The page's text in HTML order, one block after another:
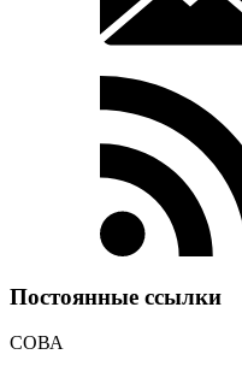
Постоянные ссылки
СОВА